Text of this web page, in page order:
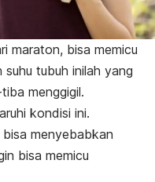
maraton, bisa memicu
suhu tubuh inilah yang
menggigil.
kondisi ini.
menyebabkan
bisa memicu